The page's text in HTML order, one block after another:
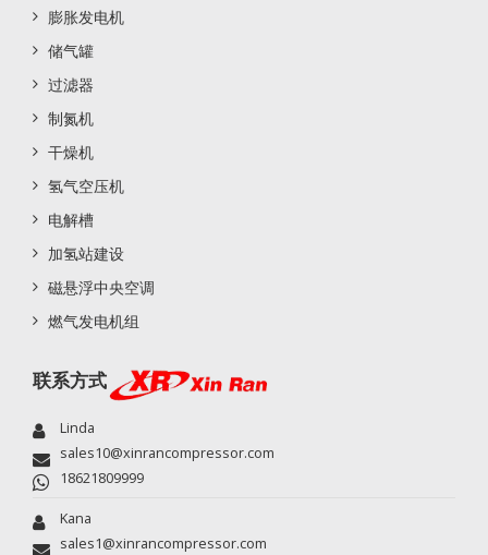
膨胀发电机
储气罐
过滤器
制氮机
干燥机
氢气空压机
电解槽
加氢站建设
磁悬浮中央空调
燃气发电机组
联系方式
Linda
sales10@xinrancompressor.com
18621809999
Kana
sales1@xinrancompressor.com